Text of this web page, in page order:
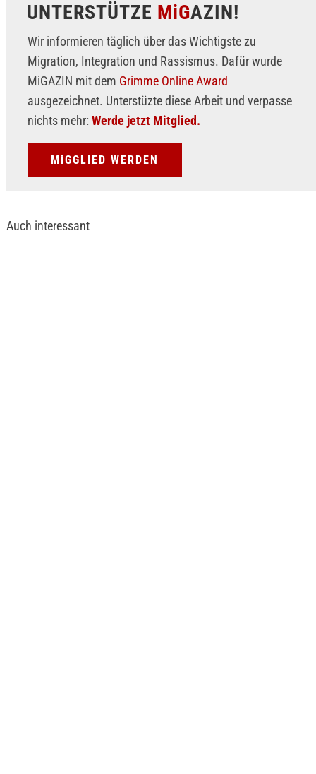
UNTERSTÜTZE MiGAZIN!
Wir informieren täglich über das Wichtigste zu
Migration, Integration und Rassismus. Dafür wurde
MiGAZIN mit dem Grimme Online Award
ausgezeichnet. Unterstüzte diese Arbeit und verpasse
nichts mehr: Werde jetzt Mitglied.
MiGGLIED WERDEN
Auch interessant